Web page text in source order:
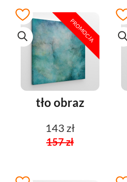
PROMOCJA
tło obraz
143 zł
157 zł